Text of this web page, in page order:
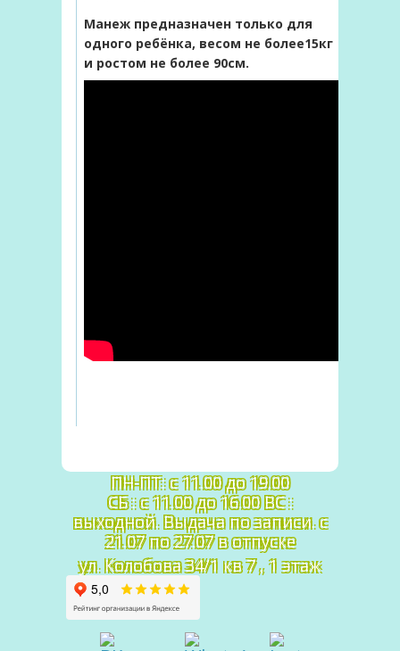
Манеж предназначен только для
одного ребёнка, весом не более15кг
и ростом не более 90см.
ПН-ПТ: c 11.00 до 19.00
СБ : с 11.00 до 16.00 ВС :
выходной. Выдача по записи. с
21.07 по 27.07 в отпуске
ул. Колобова 34/1 кв 7 , 1 этаж